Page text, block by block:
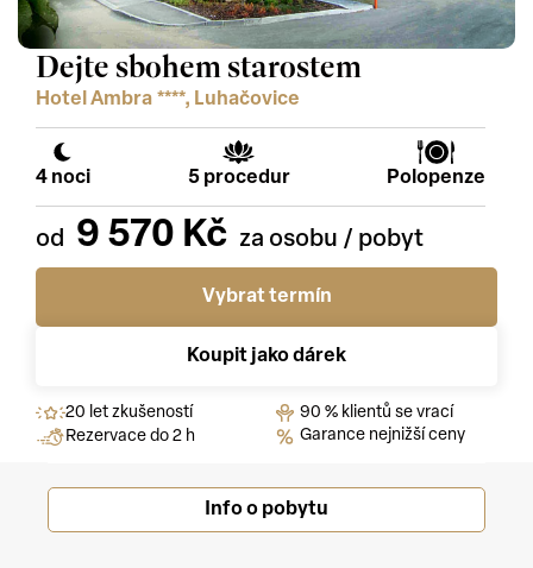
Dejte sbohem starostem
Hotel Ambra ****, Luhačovice
4 noci 5 procedur Polopenze
9 570 Kč
Vybrat termín
Koupit jako dárek
20 let zkušeností
Rezervace do 2 h
90 % klientů se vrací
Garance nejnižší ceny
Info o pobytu